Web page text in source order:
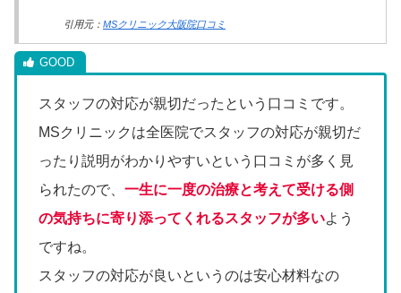
引用元： MSクリニック大阪院口コミ
スタッフの対応が親切だったという口コミです。
MSクリニックは全医院でスタッフの対応が親切だ
ったり説明がわかりやすいという口コミが多く見
られたので、 一生に一度の治療と考えて受ける側
の気持ちに寄り添ってくれるスタッフが多いよう
ですね。
スタッフの対応が良いというのは安心材料なの